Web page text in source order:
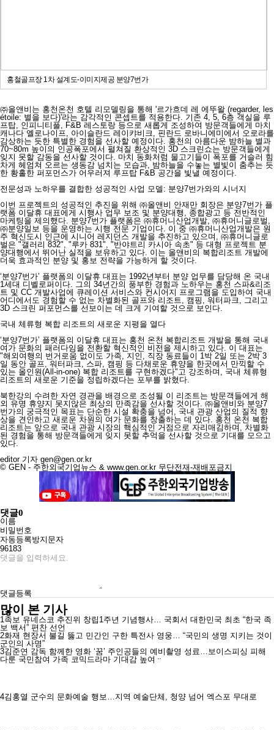
홍철골프장 1차 설계도-이미지제공 분양7번가
㈜올앤비는 홍천온천 호텔 리모델링을 통해 '르가흐데 레 에뚜왈 (regarder, les
étoile: 별을 보다)'라는 감각적인 콘셉트를 적용한다. 기존 4, 5, 6층 객실을 루
프탑, 인피니티풀, F&B 레스토랑 등으로 새롭게 조성하여 방문객들에게 마치
캐나다 옐로나이프, 아이슬란드 레이캬비크, 핀란드 로바니에미에서 오로라를
감상하는 듯한 특별한 경험을 선사할 예정이다. 홍천의 아름다운 밤하늘 별과
70~80m 높이의 인공폭포에서 펼쳐질 환상적인 3D 스크린쇼는 방문객들에게
잊지 못할 감동을 선사할 것이다. 마치 동화처럼 물고기들이 폭포를 거슬러 힘
차게 헤엄쳐 오르는 생동감 넘치는 모습과, 밤하늘을 수놓는 별빛이 춤추는 듯
한 황홀한 퍼포먼스가 어우러져 루프탑 F&B 공간을 빛낼 예정이다.
전문성과 노하우를 결합한 성공적인 사업 모델: 분양7번가와의 시너지
이번 프로젝트의 성공적인 추진을 위해 ㈜올앤비 안재만 회장은 분양7번가 플
랫폼 이달휴 대표에게 시행사 업무 보조 및 분양대행, 종합광고 등 전반적인
마케팅을 제의했다. 분양7번가 플랫폼은 ㈜휴머니산업개발, ㈜휴머니글로벌,
㈜분양일보 등을 운영하는 시행 전문 기업이다. 이 중 ㈜휴머니산업개발은 원
주 혁신도시 인근에 시니어 레지던스 개발을 추진하고 있으며, ㈜휴머니글로
벌은 "갤러리 832", "루카 831", "반야트리 카시아 속초" 등 대형 프로젝트 분
양대행에서 뛰어난 실적을 보유하고 있다. 이는 올앤비의 복합리조트 개발에
더욱 효과적인 분양 및 홍보 전략을 가능하게 할 것이다.
‘분양7번가’ 플랫폼의 이달휴 대표는 1992년부터 분양 업무를 담당해 온 국내
1세대 디벨로퍼이다. 그의 34년간의 풍부한 경험과 노하우는 홍천 스파&리조
트 및 CC 개발사업에 큐레이션 서비스와 컨시어지 프로그램을 도입하여 국내
어디에서도 경험할 수 없는 차별화된 골프와 리조트, 캠핑, 워터파크, 그리고
3D 스크린 퍼포먼스를 선보이는 데 크게 기여할 것으로 보인다.
국내 체류형 복합 리조트의 새로운 지평을 열다
‘분양7번가’ 플랫폼의 이달휴 대표는 홍천 온천 복합리조트 개발을 통해 국내
여가 문화의 패러다임을 전환할 혁신적인 비전을 제시하고 있다. 이 대표는
"해외여행의 번거로움 없이도 가족, 지인, 직장 동료들이 1박 2일 또는 2박 3
일 동안 골프, 워터파크, 스파, 캠핑 등 다채로운 휴양을 한곳에서 만끽할 수
있는 올인원(All-in-one) 복합 리조트를 구현하겠다"고 강조하며, 국내 체류형
리조트의 새로운 기준을 정립하겠다는 포부를 밝혔다.
북한강의 수려한 자연 경관을 배경으로 조성될 이 리조트는 방문객들에게 해
외 유명 휴양지 못지않은 최상의 만족감을 선사할 것이다. ㈜올앤비와 분양7
번가의 궁극적인 목표는 단순한 시설 확충을 넘어, 국내 관광 산업의 질적 향
상을 견인하고 새로운 차원의 여가 문화를 창출하는 데 있다. 홍천 온천 복합
리조트는 앞으로 국내 관광 시장의 핵심적인 거점으로 자리매김하며, 차별화
된 경험을 통해 방문객들에게 잊지 못할 추억을 선사할 것으로 기대를 모으고
있다.
editor 기자 gen@gen.or.kr
© GEN - 주한외국기업뉴스 & www.gen.or.kr 무단전재-재배포금지
댓글0
이름
비밀번호
자동등록방지문자
96183
댓글등록
많이 본 기사
1족보 유네스코 추진위 창립1주년 기념행사… 국회서 대한민국 최초 “한국 족
보 백서” 편찬 선언
2화재 현장서 불길 뚫고 민간인 구한 특전사 영웅… “국민의 생명 지키는 것이
군인의 사명”
3김준연 감독 함께한 영화 ‘꿈’ 주인공들의 예비촬영 성료…보이스피싱 피해
다룬 국민참여 가족 코믹드라마 기대감 높여ᆢ
4김홍열 군수의 문화예술 행보…지역 예술단체, 청양 넘어 엑스포 무대로